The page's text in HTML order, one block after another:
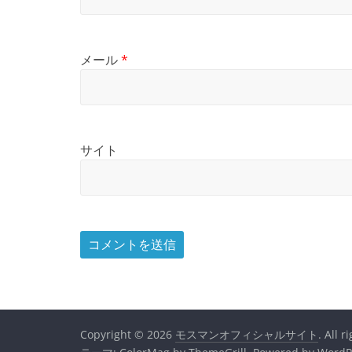
メール*
サイト
Copyright © 2026 モスマンオフィシャルサイト . All